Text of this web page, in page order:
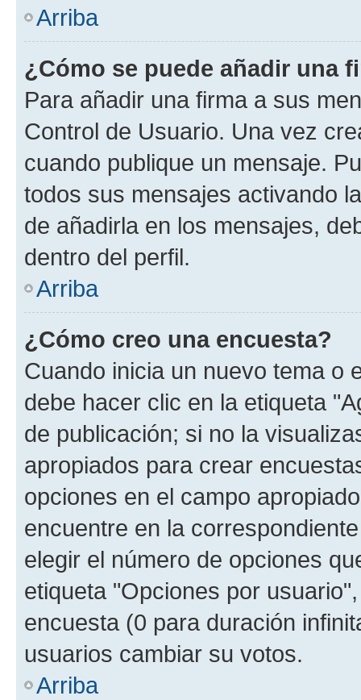
Arriba
¿Cómo se puede añadir una
Para añadir una firma a sus
Control de Usuario. Una vez
cuando publique un mensaje.
todos sus mensajes activando
de añadirla en los mensajes,
dentro del perfil.
Arriba
¿Cómo creo una encuesta?
Cuando inicia un nuevo tema o
debe hacer clic en la etiqueta
de publicación; si no la
apropiados para crear
opciones en el campo
encuentre en la
elegir el número de opciones
etiqueta "Opciones por
encuesta (0 para duración
usuarios cambiar su votos.
Arriba